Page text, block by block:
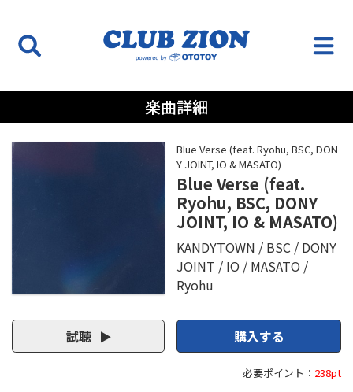
楽曲詳細
Blue Verse (feat. Ryohu, BSC, DON
Y JOINT, IO & MASATO)
Blue Verse (feat.
Ryohu, BSC, DONY
JOINT, IO & MASATO)
KANDYTOWN BSC
DONY
JOINT
IO
MASATO
Ryohu
試聴 購入する
必要ポイント： 238pt